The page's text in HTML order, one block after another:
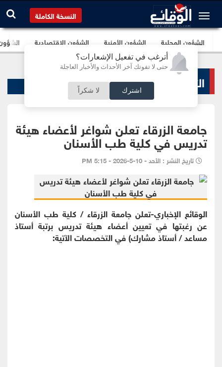
أترغب في تفعيل الإشعارات؟
حتى لا تفوتك آخر الأحداث والأخبار العاجلة
اشترك لا شكراً
النسخة الكاملة
الشؤون المحلية الشؤون الأمنية الشؤون الإقتصادية
التعليم والجامعات
جامعة الزرقاء تعلن شواغر لأعضاء هيئة
تدريس في كلية طب الأسنان
تاريخ النشر : الأحد - 10-5-2026 - 5:15 PM
الوقائع الإخباري-تعلن جامعة الزرقاء / كلية طب الأسنان
عن رغبتها في تعيين أعضاء هيئة تدريس برتبة أستاذ
مساعد / أستاذ مشارك) في التخصصات الآتية: